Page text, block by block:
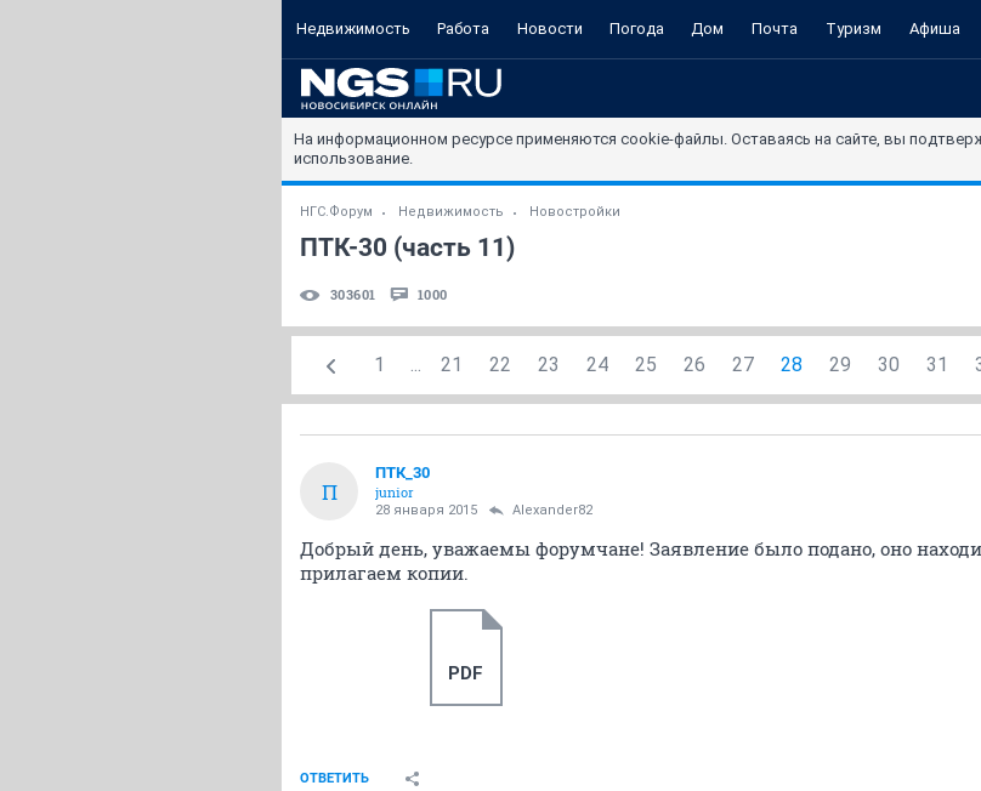
Недвижимость Работа Новости Погода Дом Почта Туризм Афиша
На информационном ресурсе применяются cookie-файлы. Оставаясь на сайте, вы
использование.
НГС.Форум Недвижимость Новостройки
ПТК-30 (часть 11)
303601 1000
1 ... 21 22 23 24 25 26 27 28 29 30 31
П
ПТК_30
junior
28 января 2015 Alexander82
Добрый день, уважаемы форумчане! Заявление было подано, оно
прилагаем копии.
PDF
ОТВЕТИТЬ